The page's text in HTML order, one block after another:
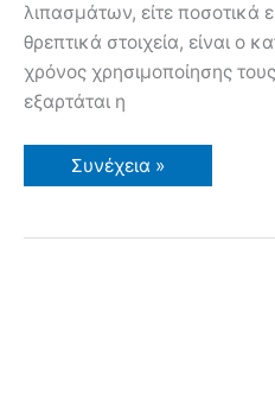
λιπασμάτων, είτε ποσοτικά
θρεπτικά στοιχεία, είναι ο
χρόνος χρησιμοποίησης
εξαρτάται η
Έδαφος
Λιπάσματα
Ουσίες
Συνέχεια »